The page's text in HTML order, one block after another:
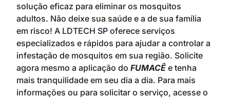
solução eficaz para eliminar os mosquitos
adultos. Não deixe sua saúde e a de sua família
em risco! A LDTECH SP oferece serviços
especializados e rápidos para ajudar a controlar a
infestação de mosquitos em sua região. Solicite
agora mesmo a aplicação do FUMACÊ e tenha
mais tranquilidade em seu dia a dia. Para mais
informações ou para solicitar o serviço, acesse o